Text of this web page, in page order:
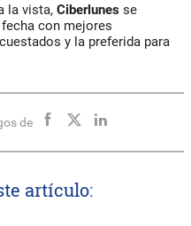
la vista, Ciberlunes se
con mejores
y la preferida para
de
artículo: